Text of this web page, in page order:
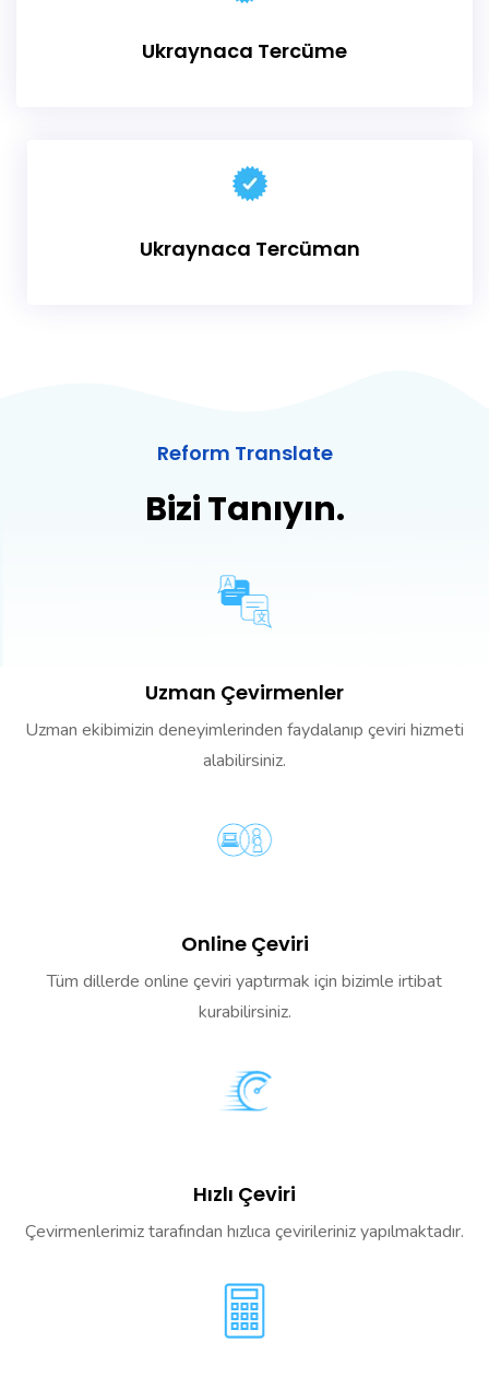
Ukraynaca Tercüme
Ukraynaca Tercüman
Reform Translate
Bizi Tanıyın.
Uzman Çevirmenler
Uzman ekibimizin deneyimlerinden faydalanıp çeviri hizmeti
alabilirsiniz.
Online Çeviri
Tüm dillerde online çeviri yaptırmak için bizimle irtibat
kurabilirsiniz.
Hızlı Çeviri
Çevirmenlerimiz tarafından hızlıca çevirileriniz yapılmaktadır.